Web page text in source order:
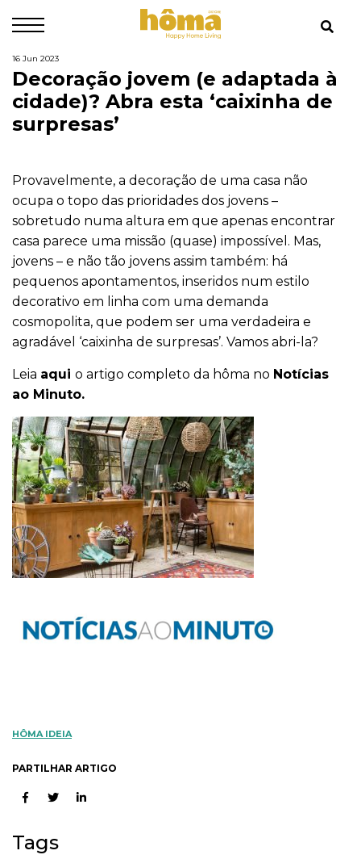
16 Jun 2023
Decoração jovem (e adaptada à
cidade)? Abra esta ‘caixinha de
surpresas’
Provavelmente, a decoração de uma casa não
ocupa o topo das prioridades dos jovens –
sobretudo numa altura em que apenas encontrar
casa parece uma missão (quase) impossível. Mas,
jovens – e não tão jovens assim também: há
pequenos apontamentos, inseridos num estilo
decorativo em linha com uma demanda
cosmopolita, que podem ser uma verdadeira e
agradável ‘caixinha de surpresas’. Vamos abri-la?
Leia aqui o artigo completo da hôma no Notícias
ao Minuto.
HÔMA IDEIA
PARTILHAR ARTIGO
Tags